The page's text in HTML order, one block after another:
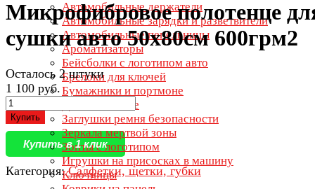
Автомобильные держатели
Автомобильные зарядки и разветвители
Автомобильные пепельницы
Ароматизаторы
Бейсболки с логотипом авто
Брелоки для ключей
Бумажники и портмоне
Дети в машине
Заглушки ремня безопасности
Зеркала мертвой зоны
Зонты с логотипом
Игрушки на присосках в машину
Ключницы
Микрофибровое полотенце
сушки авто 50х80см 600грм2
Осталось 2 штуки
1 100 руб.
Купить
Купить в 1 клик
Категория:Салфетки, щетки, губки